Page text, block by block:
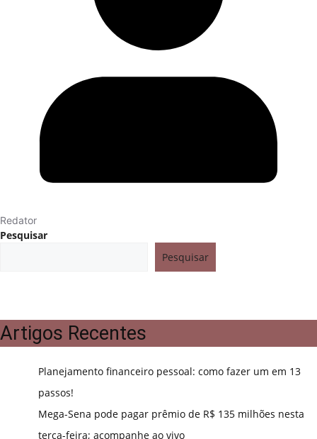
Redator
Pesquisar
Pesquisar
Artigos Recentes
Planejamento financeiro pessoal: como fazer um em 13
passos!
Mega-Sena pode pagar prêmio de R$ 135 milhões nesta
terça-feira; acompanhe ao vivo